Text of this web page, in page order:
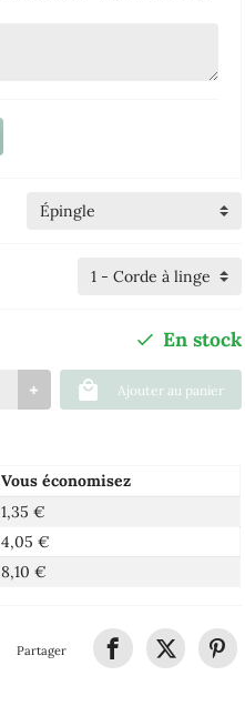
En stock
Ajouter au panier
Vous économisez
1,35 €
4,05 €
8,10 €
Partager